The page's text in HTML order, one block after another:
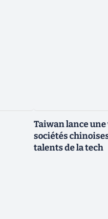
Taiwan lance
sociétés
talents de la tech